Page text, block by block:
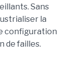
Sans
la
configuration
de failles.